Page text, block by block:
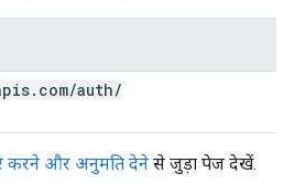
. com/auth/
करने और अनुमति देने से जुड़ा पेज देखें.